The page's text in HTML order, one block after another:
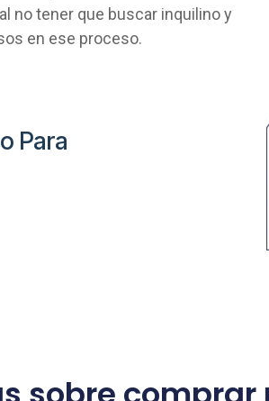
no tener que buscar inquilino y
en ese proceso.
Para